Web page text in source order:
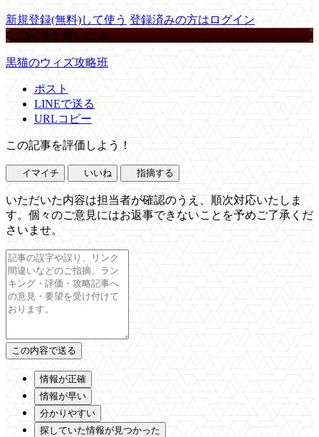
新規登録(無料)して使う 登録済みの方はログイン
この記事を書いた人
黒猫のウィズ攻略班
ポスト
LINEで送る
URLコピー
この記事を評価しよう！
イマイチ いいね 指摘する
いただいた内容は担当者が確認のうえ、順次対応いたしま
す。個々のご意見にはお返事できないことを予めご了承くだ
さいませ。
情報が正確
情報が早い
分かりやすい
探していた情報が見つかった